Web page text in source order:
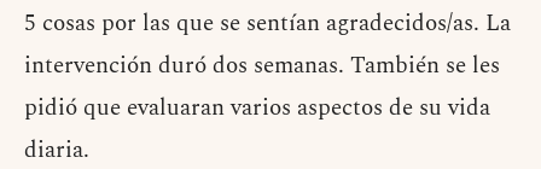
5 cosas por las que se sentían agradecidos/as. La
intervención duró dos semanas. También se les
pidió que evaluaran varios aspectos de su vida
diaria.